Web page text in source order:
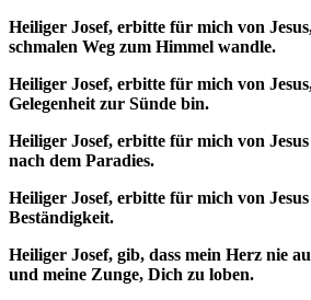
Heiliger Josef, erbitte für mich von
schmalen Weg zum Himmel wandle.
Heiliger Josef, erbitte für mich von
Gelegenheit zur Sünde bin.
Heiliger Josef, erbitte für mich von
nach dem Paradies.
Heiliger Josef, erbitte für mich von
Beständigkeit.
Heiliger Josef, gib, dass mein Herz nie
und meine Zunge, Dich zu loben.